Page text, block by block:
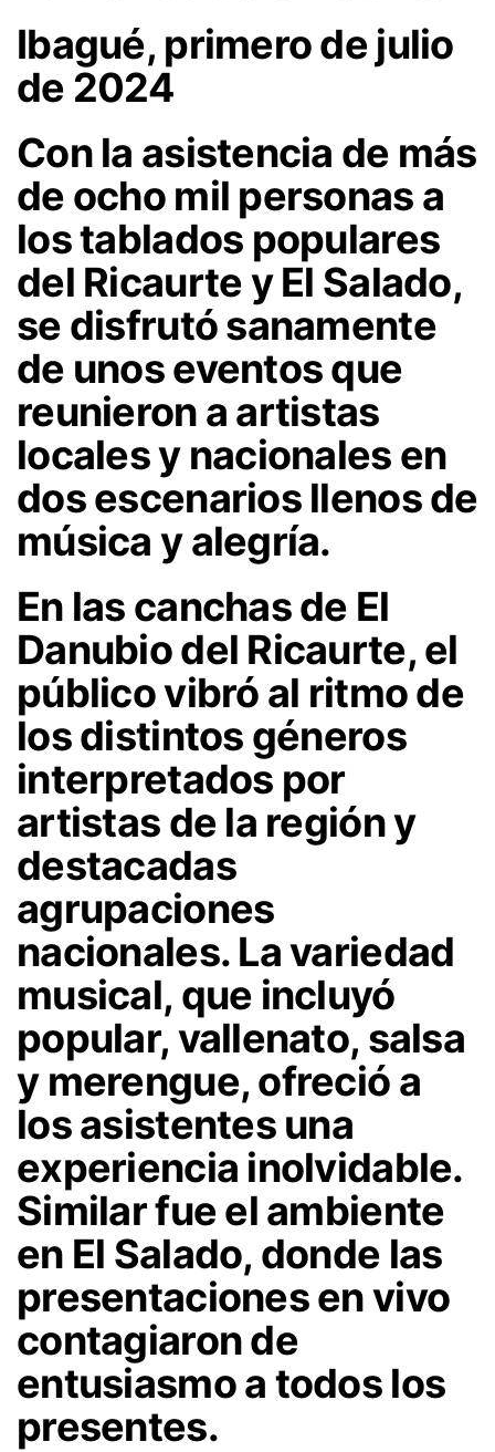
Ibagué, primero de julio
de 2024
Con la asistencia de más
de ocho mil personas a
los tablados populares
del Ricaurte y El Salado,
se disfrutó sanamente
de unos eventos que
reunieron a artistas
locales y nacionales en
dos escenarios llenos de
música y alegría.
En las canchas de El
Danubio del Ricaurte, el
público vibró al ritmo de
los distintos géneros
interpretados por
artistas de la región y
destacadas
agrupaciones
nacionales. La variedad
musical, que incluyó
popular, vallenato, salsa
y merengue, ofreció a
los asistentes una
experiencia inolvidable.
Similar fue el ambiente
en El Salado, donde las
presentaciones en vivo
contagiaron de
entusiasmo a todos los
presentes.